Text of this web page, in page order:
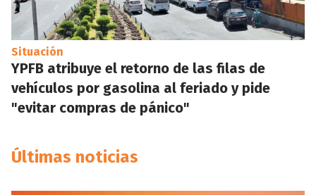
Situación
YPFB atribuye el retorno de las filas de
vehículos por gasolina al feriado y pide
"evitar compras de pánico"
Últimas noticias